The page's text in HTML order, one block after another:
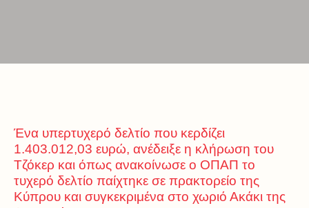
Ένα υπερτυχερό δελτίο που κερδίζει
1.403.012,03 ευρώ, ανέδειξε η κλήρωση του
Τζόκερ και όπως ανακοίνωσε ο ΟΠΑΠ το
τυχερό δελτίο παίχτηκε σε πρακτορείο της
Κύπρου και συγκεκριμένα στο χωριό Ακάκι της